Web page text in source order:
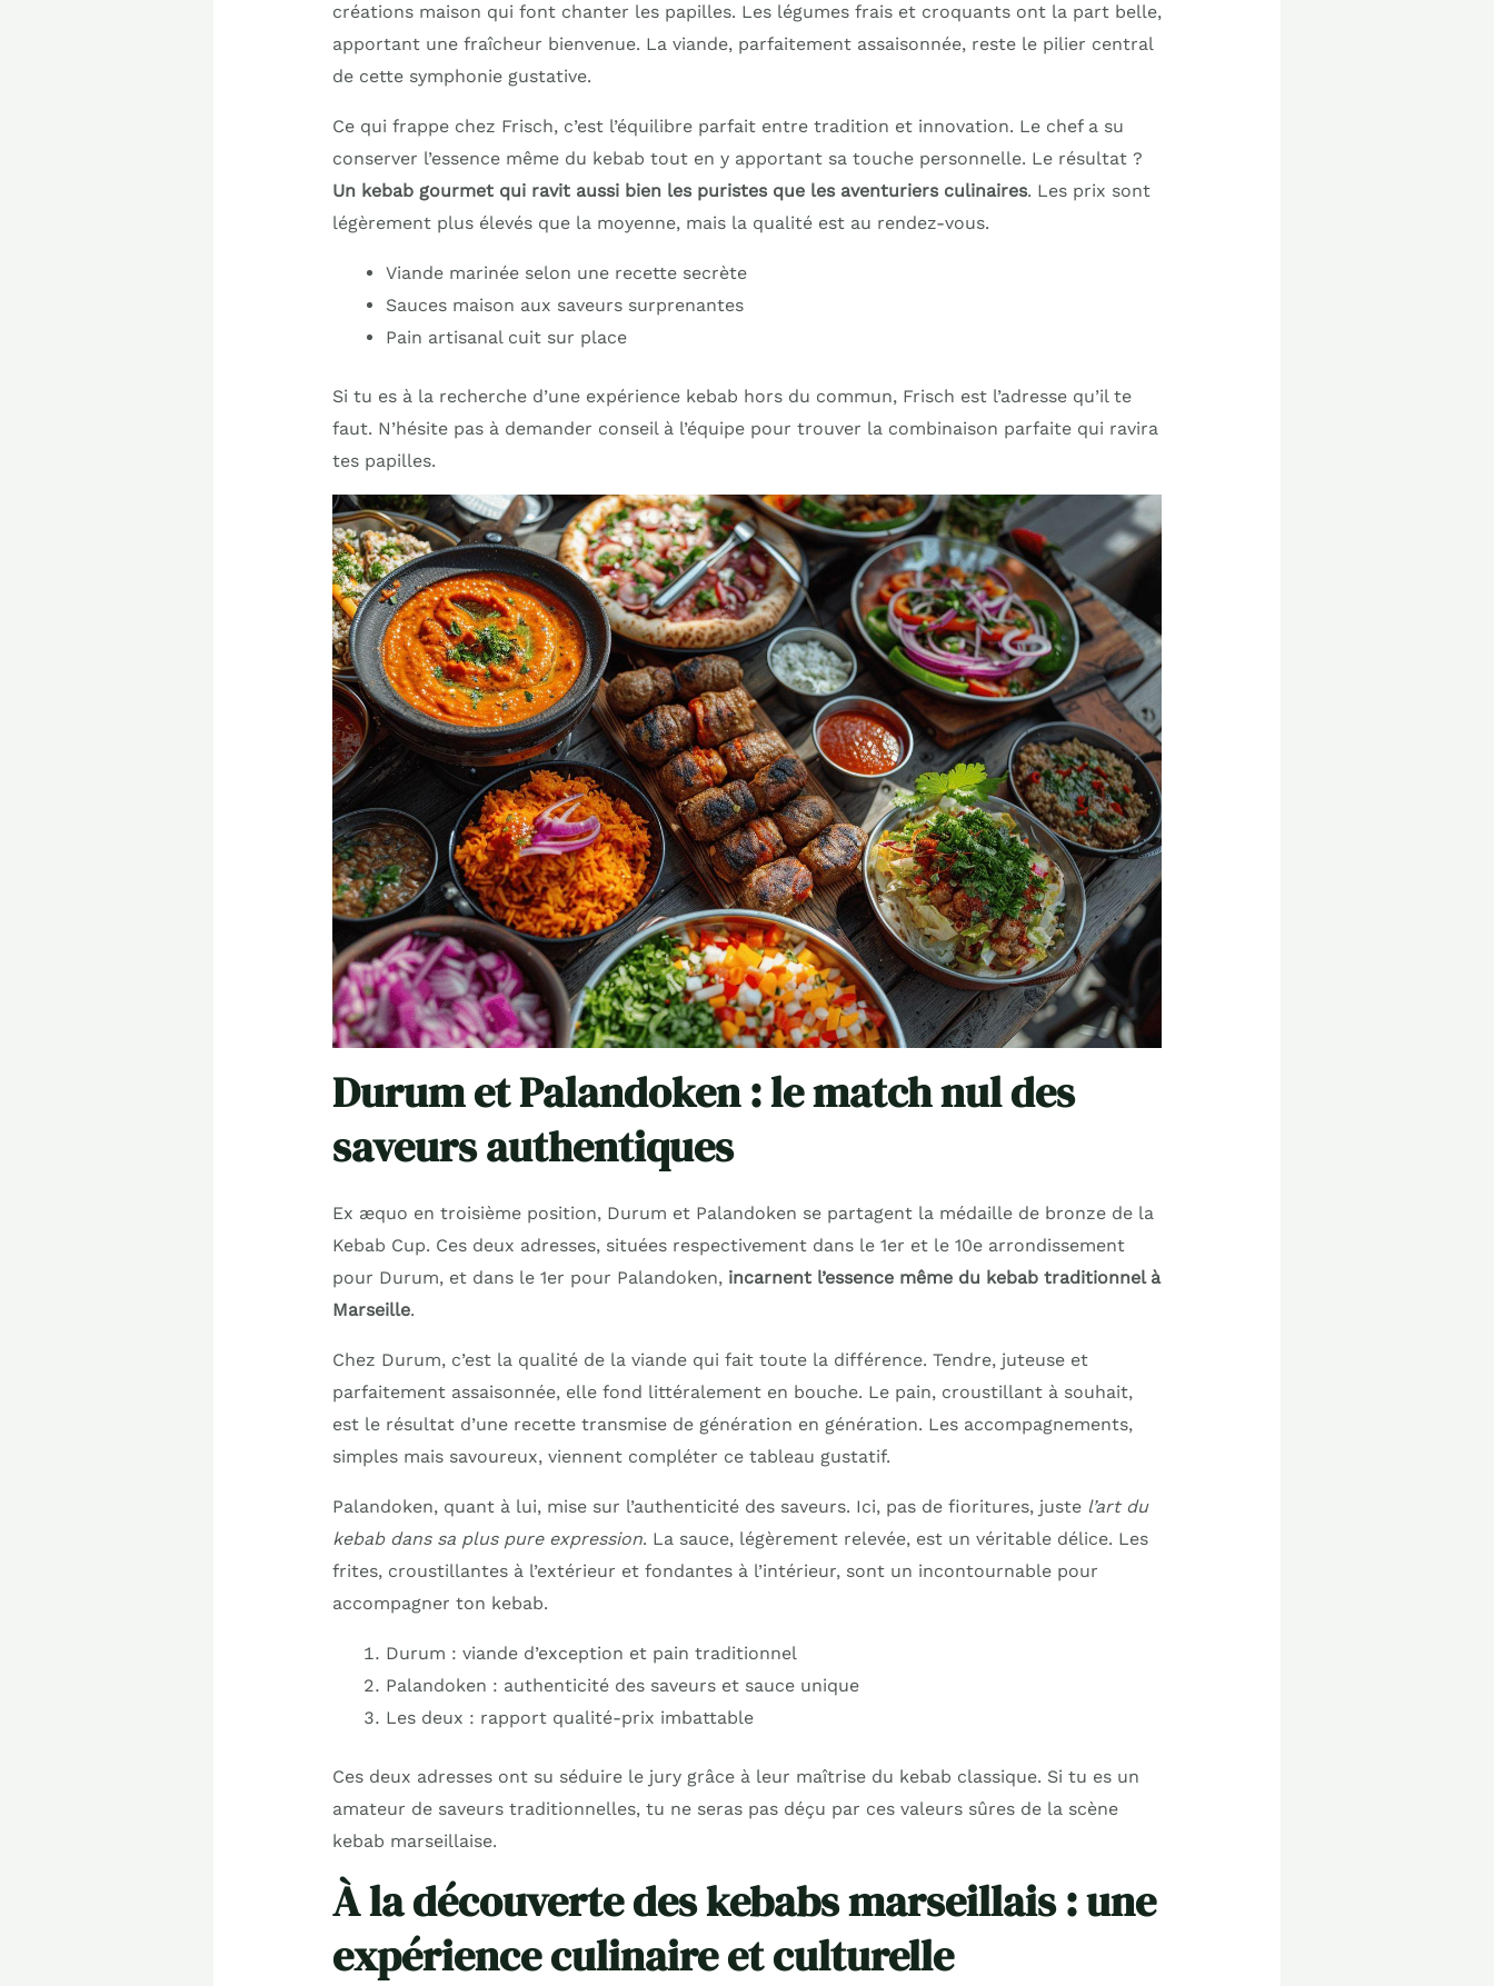
créations maison qui font chanter les papilles. Les légumes frais et croquants ont la part belle,
apportant une fraîcheur bienvenue. La viande, parfaitement assaisonnée, reste le pilier central
de cette symphonie gustative.
Ce qui frappe chez Frisch, c’est l’équilibre parfait entre tradition et innovation. Le chef a su
conserver l’essence même du kebab tout en y apportant sa touche personnelle. Le résultat ?
Un kebab gourmet qui ravit aussi bien les puristes que les aventuriers culinaires. Les prix sont
légèrement plus élevés que la moyenne, mais la qualité est au rendez-vous.
Viande marinée selon une recette secrète
Sauces maison aux saveurs surprenantes
Pain artisanal cuit sur place
Si tu es à la recherche d’une expérience kebab hors du commun, Frisch est l’adresse qu’il te
faut. N’hésite pas à demander conseil à l’équipe pour trouver la combinaison parfaite qui ravira
tes papilles.
Durum et Palandoken : le match nul des
saveurs authentiques
Ex æquo en troisième position, Durum et Palandoken se partagent la médaille de bronze de la
Kebab Cup. Ces deux adresses, situées respectivement dans le 1er et le 10e arrondissement
pour Durum, et dans le 1er pour Palandoken, incarnent l’essence même du kebab traditionnel à
Marseille.
Chez Durum, c’est la qualité de la viande qui fait toute la différence. Tendre, juteuse et
parfaitement assaisonnée, elle fond littéralement en bouche. Le pain, croustillant à souhait,
est le résultat d’une recette transmise de génération en génération. Les accompagnements,
simples mais savoureux, viennent compléter ce tableau gustatif.
Palandoken, quant à lui, mise sur l’authenticité des saveurs. Ici, pas de fioritures, juste l’art du
kebab dans sa plus pure expression. La sauce, légèrement relevée, est un véritable délice. Les
frites, croustillantes à l’extérieur et fondantes à l’intérieur, sont un incontournable pour
accompagner ton kebab.
Durum : viande d’exception et pain traditionnel
Palandoken : authenticité des saveurs et sauce unique
Les deux : rapport qualité-prix imbattable
Ces deux adresses ont su séduire le jury grâce à leur maîtrise du kebab classique. Si tu es un
amateur de saveurs traditionnelles, tu ne seras pas déçu par ces valeurs sûres de la scène
kebab marseillaise.
À la découverte des kebabs marseillais : une
expérience culinaire et culturelle